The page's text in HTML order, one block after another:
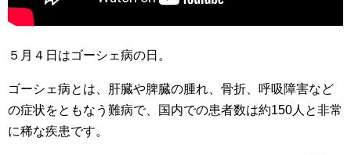
５月４日はゴーシェ病の日。
ゴーシェ病とは、肝臓や脾臓の腫れ、骨折、呼吸障害など
の症状をともなう難病で、国内での患者数は約150人と非常
に稀な疾患です。